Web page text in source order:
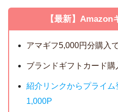
【最新】Amazon
アマギフ5,000円分購入
ブランドギフトカード購
紹介リンクからプライ
1,000P